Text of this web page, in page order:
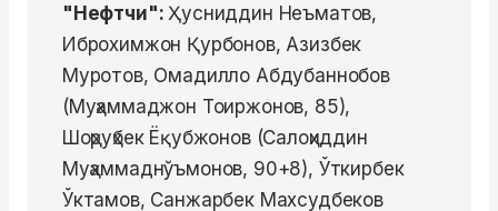
"Нефтчи":Ҳусниддин Неъматов,
Иброхимжон Қурбонов, Азизбек
Муротов, Омадилло Абдубаннобов
(Муҳаммаджон Тоиржонов, 85),
Шоҳруҳбек Ёқубжонов (Салоҳиддин
Муҳаммаднўъмонов, 90+8), Ўткирбек
Ўктамов, Санжарбек Махсудбеков